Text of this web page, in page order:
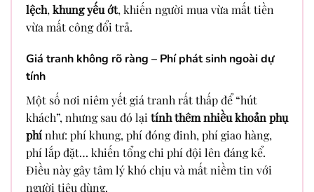
lệch, khung yếu ớt, khiến người mua vừa mất tiền
vừa mất công đổi trả.
Giá tranh không rõ ràng – Phí phát sinh ngoài dự
tính
Một số nơi niêm yết giá tranh rất thấp để “hút
khách”, nhưng sau đó lại tính thêm nhiều khoản phụ
phínhư: phí khung, phí đóng đinh, phí giao hàng,
phí lắp đặt… khiến tổng chi phí đội lên đáng kể.
Điều này gây tâm lý khó chịu và mất niềm tin với
người tiêu dùng.